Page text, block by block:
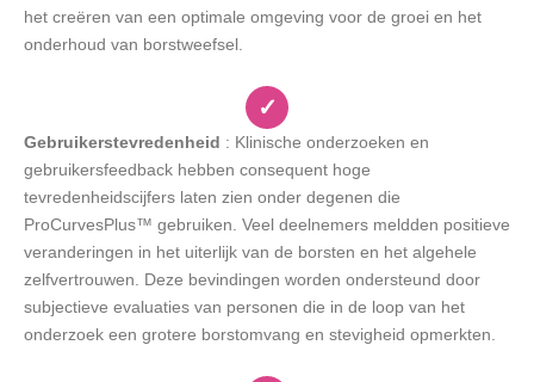
het creëren van een optimale omgeving voor de groei en het
onderhoud van borstweefsel.
✓
Gebruikerstevredenheid : Klinische onderzoeken en
gebruikersfeedback hebben consequent hoge
tevredenheidscijfers laten zien onder degenen die
ProCurvesPlus™ gebruiken. Veel deelnemers meldden positieve
veranderingen in het uiterlijk van de borsten en het algehele
zelfvertrouwen. Deze bevindingen worden ondersteund door
subjectieve evaluaties van personen die in de loop van het
onderzoek een grotere borstomvang en stevigheid opmerkten.